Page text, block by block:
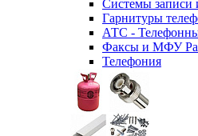
Системы записи
Гарнитуры
АТС -
Факсы и МФУ
Телефония